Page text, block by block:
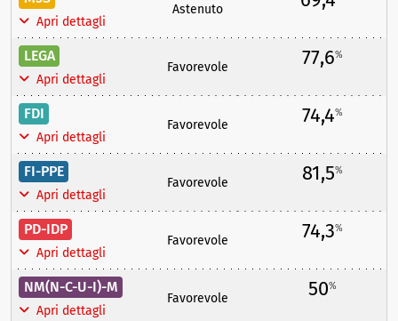
Apri dettagli
Astenuto
LEGA
Apri dettagli
Favorevole 77,6%
FDI
Apri dettagli
Favorevole 74,4%
FI-PPE
Apri dettagli
Favorevole 81,5%
PD-IDP
Apri dettagli
Favorevole 74,3%
NM(N-C-U-I)-M
Apri dettagli
Favorevole 50%